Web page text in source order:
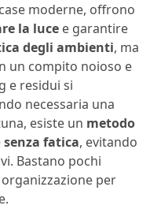
moderne, offrono
la luce e garantire
degli ambienti, ma
un compito noioso e
e residui si
necessaria una
esiste un metodo
senza fatica, evitando
Bastano pochi
per